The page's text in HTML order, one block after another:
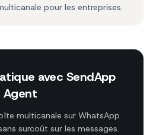
pour les entreprises.
avec SendApp
Agent
multicanale sur WhatsApp
surcoût sur les messages.